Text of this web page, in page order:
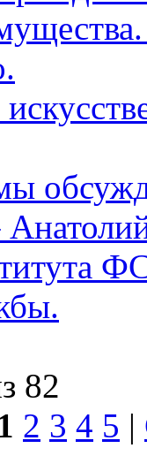
82
1 2 3 4 5 |